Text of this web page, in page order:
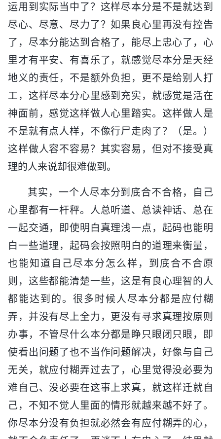
运用到实际当中了？这样尽本分是不是就达到
尽心、尽意、尽力了？如果良心里再没有控告
了，尽本分能达到合格了，能尽上忠心了，心
里才有平安、有喜乐了，就感觉尽本分是天经
地义的责任，不是额外负担，更不是给别人打
工，这样尽本分心里感到充实，就感觉是活在
神面前，感觉这样做人心里踏实。这样做人是
不是就有点人样，不像行尸走肉了？（是。）
这样做人容不容易？其实容易，但对不接受真
理的人来说却很难做到。
其实，一个人尽本分到底合不合格，自己
心里都有一杆秤。人总听道、总读神话、总在
一起交通，即使明白真理浅一点，起码也能明
白一些道理，起码会按照明白的道理来衡量，
也能知道自己尽本分怎么样，到底合不合原
则，这些都能清楚一些，这是有良心理智的人
都能达到的。很多时候人尽本分都是应付糊
弄，并没有尽上全力，更没有寻求真理按原则
办事，不管尽什么本分都是睁只眼闭只眼，即
使看出问题了也不当作问题解决，好像与自己
无关，就应付糊弄过去了，心里觉得没必要为
难自己、没必要在这事上求真，就这样迁就自
己，不知不觉人里面的情形就越来越不好了。
你尽本分没有负担就必然会有应付糊弄的心，